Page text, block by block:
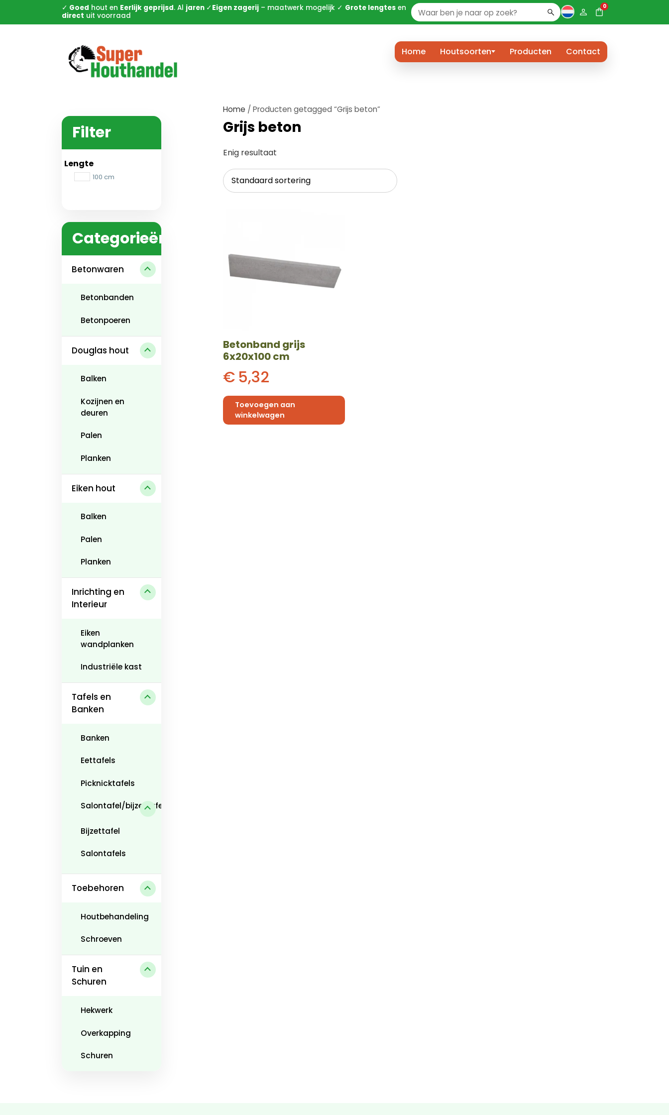
✓ Goed hout en Eerlijk geprijsd. Al jaren ✓Eigen zagerij – maatwerk mogelijk ✓ Grote lengtes en
direct uit voorraad
Zoeken
naar:
0
Home Houtsoorten Producten Contact
Filter
Lengte
100 cm
Categorieën
Betonwaren
Betonbanden
Betonpoeren
Douglas hout
Balken
Kozijnen en
deuren
Palen
Planken
Eiken hout
Balken
Palen
Planken
Inrichting en
Interieur
Eiken
wandplanken
Industriële kast
Tafels en
Banken
Banken
Eettafels
Picknicktafels
Salontafel/bijzettafel
Bijzettafel
Salontafels
Toebehoren
Houtbehandeling
Schroeven
Tuin en
Schuren
Hekwerk
Overkapping
Schuren
Home / Producten getagged “Grijs beton”
Grijs beton
Enig resultaat
Betonband grijs
6x20x100 cm
€5,32
Toevoegen aan
winkelwagen